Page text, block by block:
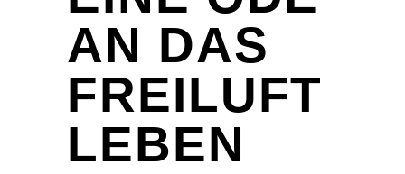
AN DAS
FREILUFT
LEBEN